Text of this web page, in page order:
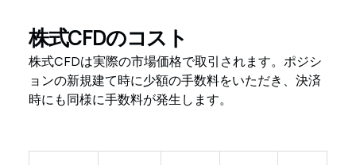
株式CFDのコスト
株式CFDは実際の市場価格で取引されます。ポジシ
ョンの新規建て時に少額の手数料をいただき、決済
時にも同様に手数料が発生します。